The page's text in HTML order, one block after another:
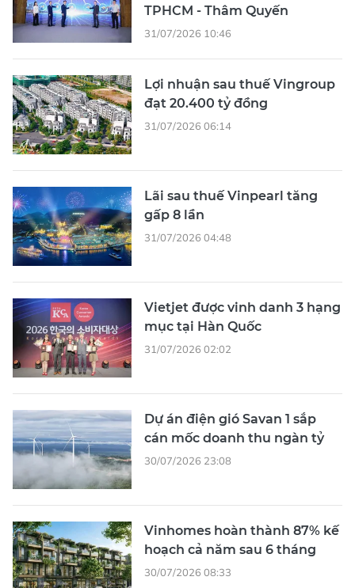
TPHCM - Thâm Quyến
31/07/2026 10:46
Lợi nhuận sau thuế Vingroup
đạt 20.400 tỷ đồng
31/07/2026 06:14
Lãi sau thuế Vinpearl tăng
gấp 8 lần
31/07/2026 04:48
Vietjet được vinh danh 3 hạng
mục tại Hàn Quốc
31/07/2026 02:02
Dự án điện gió Savan 1 sắp
cán mốc doanh thu ngàn tỷ
30/07/2026 23:08
Vinhomes hoàn thành 87% kế
hoạch cả năm sau 6 tháng
30/07/2026 08:33